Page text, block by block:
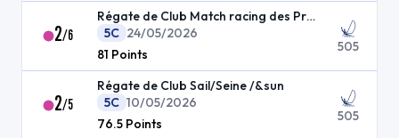
2/6
Régate de Club Match racing des Praillons
5C 24/05/2026
81 Points 505
2/5
Régate de Club Sail/Seine /&sun
5C 10/05/2026
76.5 Points 505